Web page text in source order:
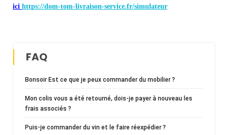
FAQ
Bonsoir Est ce que je peux commander du mobilier ?
Mon colis vous a été retourné, dois-je payer à nouveau les
frais associés ?
Puis-je commander du vin et le faire réexpédier ?
ici https://dom-tom-livraison-service.fr/simulateur